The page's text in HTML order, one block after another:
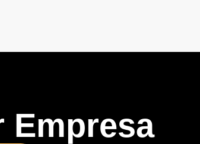
Empresa